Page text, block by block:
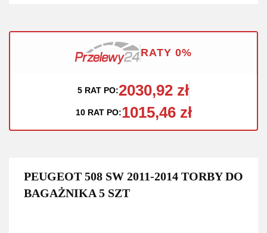
RATY 0%
5 RAT PO:2030,92 zł
10 RAT PO:1015,46 zł
PEUGEOT 508 SW 2011-2014 TORBY DO
BAGAŻNIKA 5 SZT